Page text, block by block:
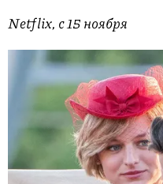
Netflix, с 15 ноября